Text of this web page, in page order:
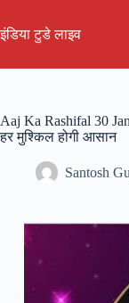
content
इंडिया टुडे लाइव
Aaj Ka Rashifal 30
हर मुश्किल होगी आसान
Santosh